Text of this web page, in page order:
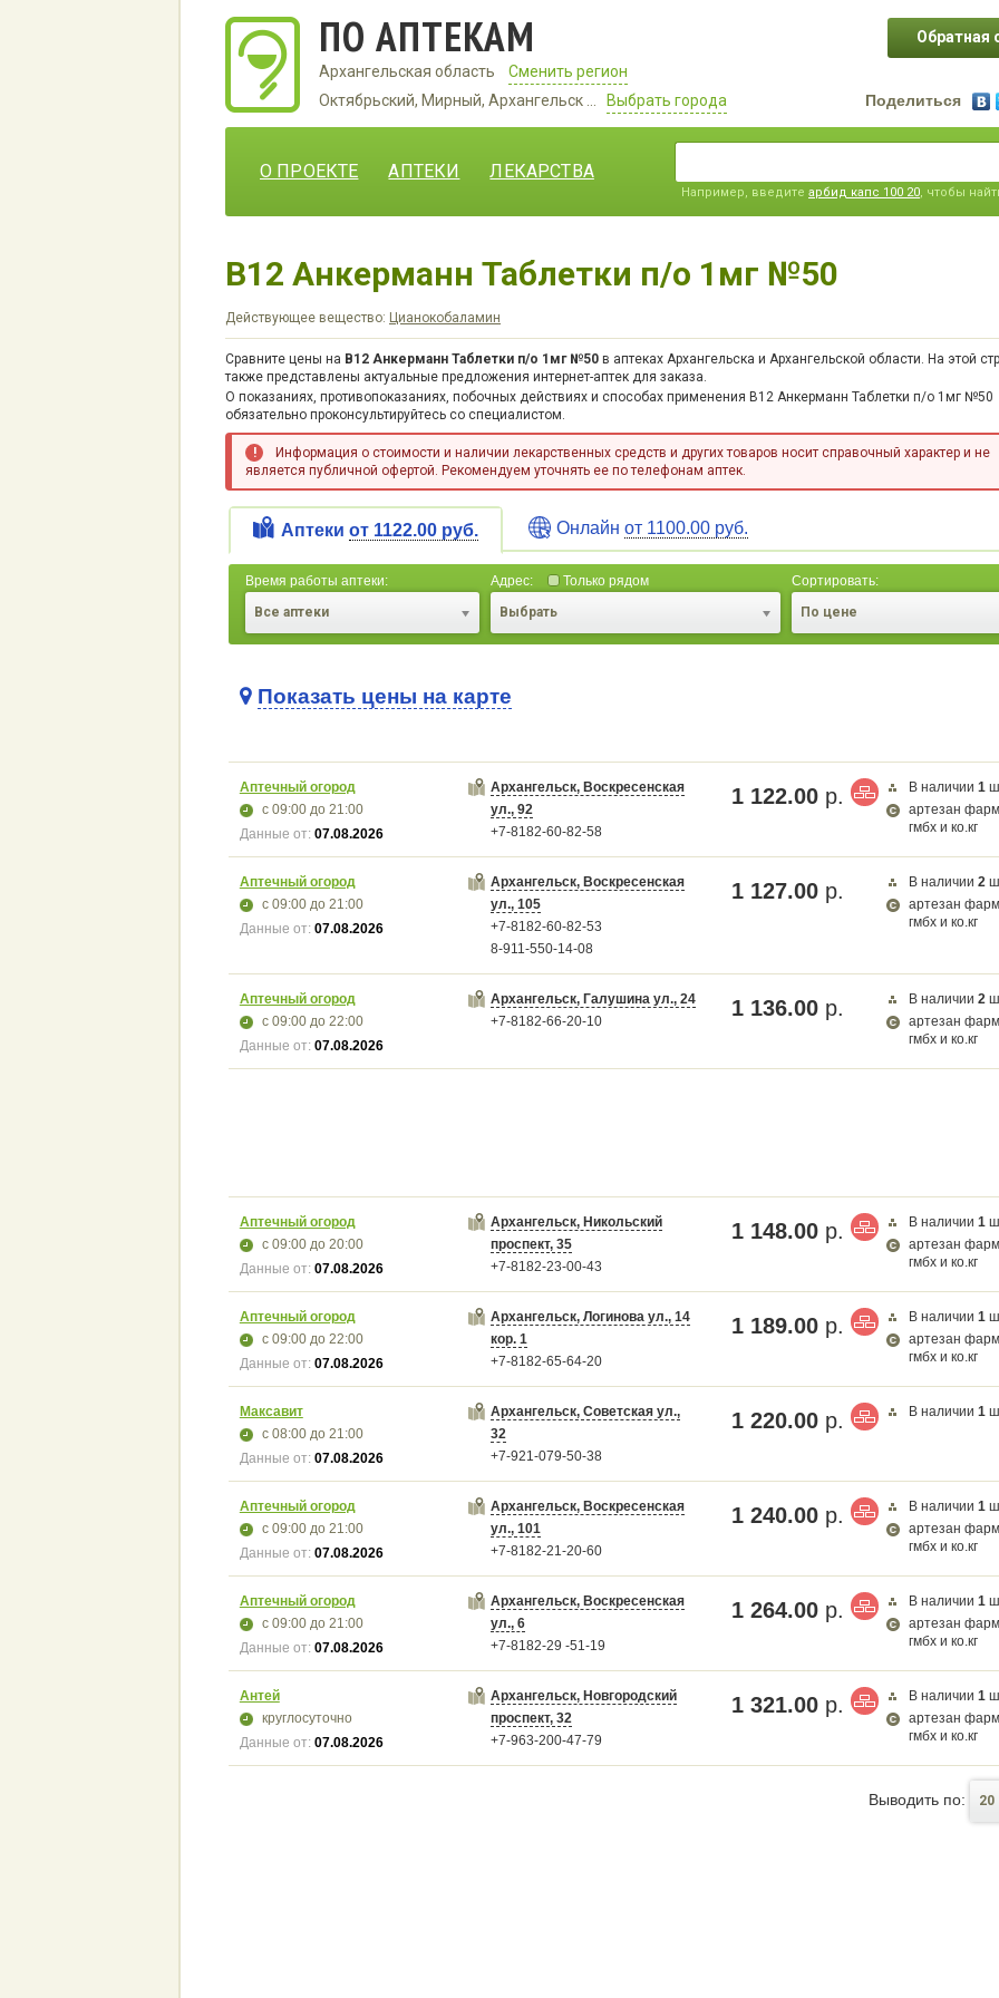
ПО АПТЕКАМ
Архангельская область
Сменить регион
Октябрьский, Мирный, Архангельск ...
Выбрать города
Обратная
Поделиться
О ПРОЕКТЕ АПТЕКИ ЛЕКАРСТВА
Например, введите арбид капс 100 20, чтобы
B12 Анкерманн Таблетки п/о 1мг №50
Действующее вещество: Цианокобаламин
Сравните цены на B12 Анкерманн Таблетки п/о 1мг №50 в аптеках Архангельска и Архангельской области. На этой
также представлены актуальные предложения интернет-аптек для заказа.
О показаниях, противопоказаниях, побочных действиях и способах применения B12 Анкерманн Таблетки п/о 1мг №50
обязательно проконсультируйтесь со специалистом.
Информация о стоимости и наличии лекарственных средств и других товаров носит справочный характер и не
является публичной офертой. Рекомендуем уточнять ее по телефонам аптек.
Аптеки от 1122.00 руб. Онлайн от 1100.00 руб.
Время работы аптеки:
Все аптеки
Адрес:
Только рядом
Выбрать
Сортировать:
По цене
Карта загружается...
Показать цены на карте
Аптечный огород
с 09:00до 21:00
Данные от: 07.08.2026
Архангельск, Воскресенская
ул., 92
+7-8182-60-82-58
1 122.00 р. В наличии1
артезан
гмбх и ко.кг
Аптечный огород
с 09:00до 21:00
Данные от: 07.08.2026
Архангельск, Воскресенская
ул., 105
+7-8182-60-82-53
8-911-550-14-08
1 127.00 р. В наличии2
артезан
гмбх и ко.кг
Аптечный огород
с 09:00до 22:00
Данные от: 07.08.2026
Архангельск, Галушина ул., 24
+7-8182-66-20-10
1 136.00 р. В наличии2
артезан
гмбх и ко.кг
Аптечный огород
с 09:00до 20:00
Данные от: 07.08.2026
Архангельск, Никольский
проспект, 35
+7-8182-23-00-43
1 148.00 р. В наличии1
артезан
гмбх и ко.кг
Аптечный огород
с 09:00до 22:00
Данные от: 07.08.2026
Архангельск, Логинова ул., 14
кор. 1
+7-8182-65-64-20
1 189.00 р. В наличии1
артезан
гмбх и ко.кг
Максавит
с 08:00до 21:00
Данные от: 07.08.2026
Архангельск, Советская ул.,
32
+7-921-079-50-38
1 220.00 р. В наличии1
Аптечный огород
с 09:00до 21:00
Данные от: 07.08.2026
Архангельск, Воскресенская
ул., 101
+7-8182-21-20-60
1 240.00 р. В наличии1
артезан
гмбх и ко.кг
Аптечный огород
с 09:00до 21:00
Данные от: 07.08.2026
Архангельск, Воскресенская
ул., 6
+7-8182-29 -51-19
1 264.00 р. В наличии1
артезан
гмбх и ко.кг
Антей
круглосуточно
Данные от: 07.08.2026
Архангельск, Новгородский
проспект, 32
+7-963-200-47-79
1 321.00 р. В наличии1
артезан
гмбх и ко.кг
Выводить по: 20